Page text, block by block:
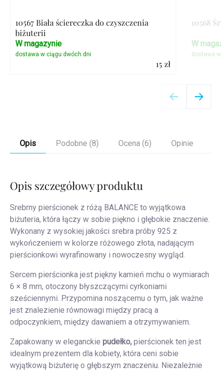
10567 Biała ściereczka do czyszczenia
biżuterii
15 zł
W magazynie
10568
W
Opis Podobne (8) Ocena (6) Opinie
Opis szczegółowy produktu
Srebrny pierścionek z różą BALANCE to wyjątkowa
biżuteria, która łączy w sobie piękno i głębokie znaczenie.
Wykonany z wysokiej jakości srebra próby 925 z
wykończeniem w kolorze różowego złota, nadającym
pierścionkowi wyrafinowany i nowoczesny wygląd.
Sercem pierścionka jest piękny kamień mchu o wymiarach
6 × 8 mm, otoczony błyszczącymi cyrkoniami
sześciennymi. Przypomina noszącemu o tym, jak ważne
jest znalezienie równowagi między pracą a
odpoczynkiem, między dawaniem a otrzymywaniem.
Zapakowany w eleganckie pudełko, pierścionek ten jest
idealnym prezentem dla kobiety, która ceni sobie
wyjątkową biżuterię o głębszym znaczeniu. Niezależnie